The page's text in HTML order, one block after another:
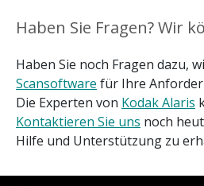
Haben Sie Fragen? Wir
Haben Sie noch Fragen dazu,
Scansoftware für Ihre
Die Experten von Kodak Alaris
Kontaktieren Sie uns noch
Hilfe und Unterstützung zu